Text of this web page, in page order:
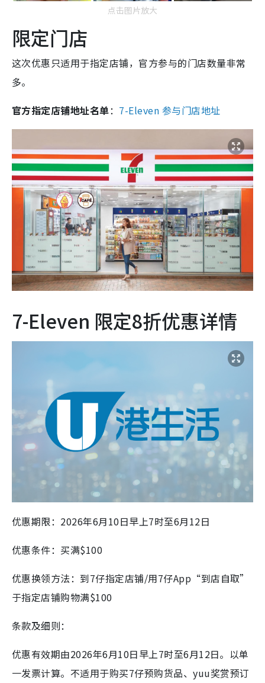
点击图片放大
限定门店
这次优惠只适用于指定店铺，官方参与的门店数量非常
多。
官方指定店铺地址名单： 7-Eleven 参与门店地址
7-Eleven 限定8折优惠详情
优惠期限：2026年6月10日早上7时至6月12日
优惠条件：买满$100
优惠换领方法：到7仔指定店铺/用7仔App“到店自取”
于指定店铺购物满$100
条款及细则：
优惠有效期由2026年6月10日早上7时至6月12日。以单
一发票计算。不适用于购买7仔预购货品、yuu奖赏预订